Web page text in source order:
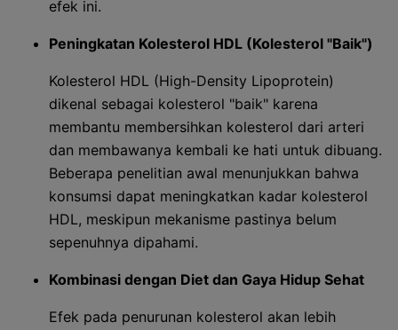
efek ini.
Peningkatan Kolesterol HDL (Kolesterol "Baik")
Kolesterol HDL (High-Density Lipoprotein)
dikenal sebagai kolesterol "baik" karena
membantu membersihkan kolesterol dari arteri
dan membawanya kembali ke hati untuk dibuang.
Beberapa penelitian awal menunjukkan bahwa
konsumsi dapat meningkatkan kadar kolesterol
HDL, meskipun mekanisme pastinya belum
sepenuhnya dipahami.
Kombinasi dengan Diet dan Gaya Hidup Sehat
Efek pada penurunan kolesterol akan lebih